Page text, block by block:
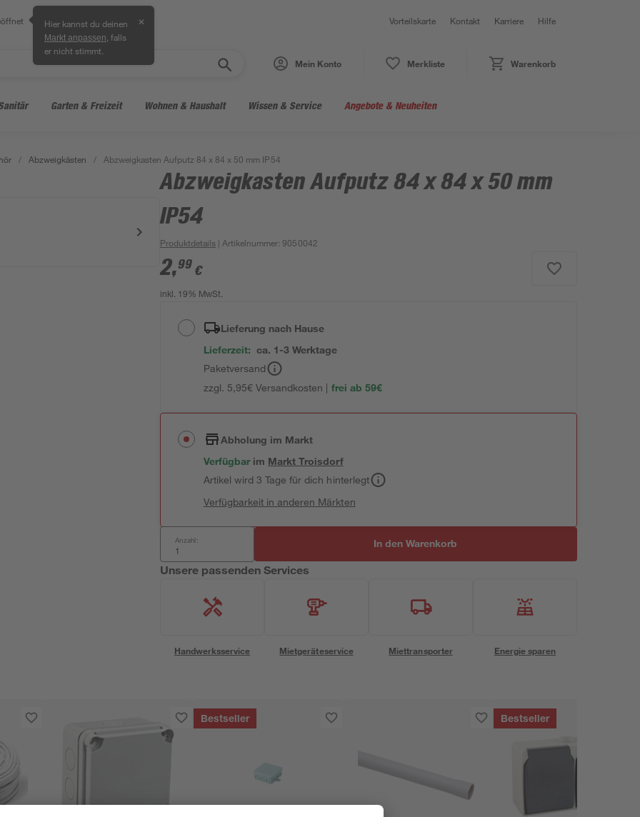
Hier kannst du deinen
Markt anpassen , falls
er nicht stimmt.
✕ Vorteilskarte Kontakt Karriere Hilfe
Mein Konto Merkliste Warenkorb
Garten & Freizeit Wohnen & Haushalt Wissen & Service Angebote & Neuheiten
/ Abzweigkästen / Abzweigkasten Aufputz 84 x 84 x 50 mm IP54
Abzweigkasten Aufputz 84 x 84 x 50 mm
IP54
Produktdetails | Artikelnummer:9050042
2,99 €
inkl. 19% MwSt.
Lieferung nach Hause
Lieferzeit: ca. 1-3 Werktage
Paketversand
zzgl. 5,95€ Versandkosten | frei ab 59€
Abholung im Markt
Verfügbar im MarktTroisdorf
Artikel wird 3 Tage für dich hinterlegt
Verfügbarkeit in anderen Märkten
Anzahl: In den Warenkorb
Unsere passenden Services
Handwerksservice Mietgeräteservice Miettransporter Energie sparen
Bestseller Bestseller